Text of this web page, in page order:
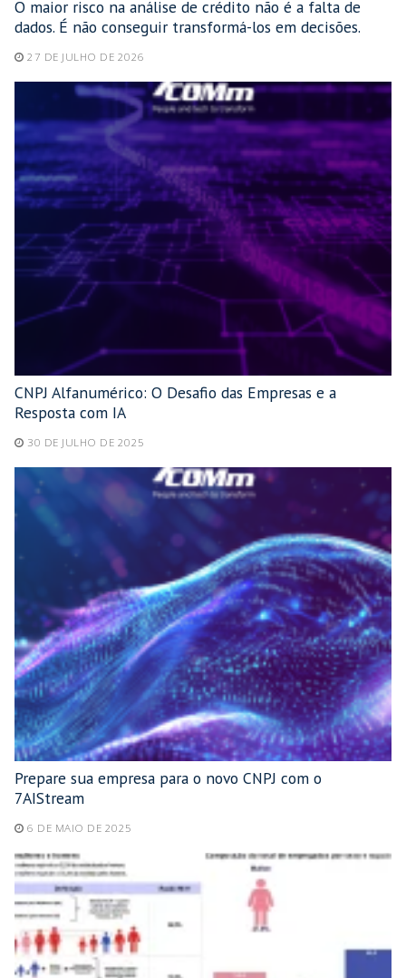
O maior risco na análise de crédito não é a falta de
dados. É não conseguir transformá-los em decisões.
27 DE JULHO DE 2026
CNPJ Alfanumérico: O Desafio das Empresas e a
Resposta com IA
30 DE JULHO DE 2025
Prepare sua empresa para o novo CNPJ com o
7AIStream
6 DE MAIO DE 2025